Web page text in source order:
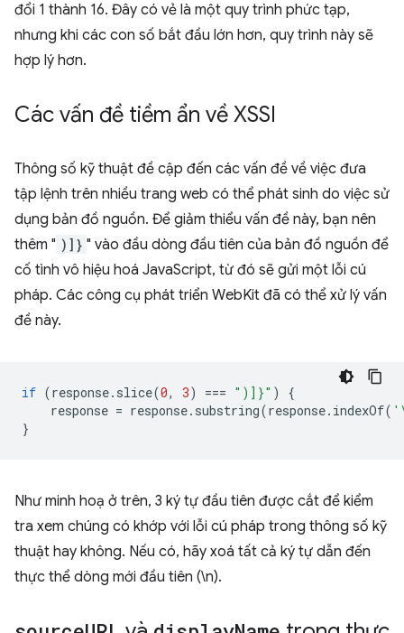
đổi 1 thành 16. Đây có vẻ là một quy trình phức tạp,
nhưng khi các con số bắt đầu lớn hơn, quy trình này sẽ
hợp lý hơn.
Các vấn đề tiềm ẩn về XSSI
Thông số kỹ thuật đề cập đến các vấn đề về việc đưa
tập lệnh trên nhiều trang web có thể phát sinh do việc sử
dụng bản đồ nguồn. Để giảm thiểu vấn đề này, bạn nên
thêm " )]} " vào đầu dòng đầu tiên của bản đồ nguồn để
cố tình vô hiệu hoá JavaScript, từ đó sẽ gửi một lỗi cú
pháp. Các công cụ phát triển WebKit đã có thể xử lý vấn
đề này.
if (response. slice(0, 3) === ")]}" )
{
response = response. substring(response. indexOf(
}
Như minh hoạ ở trên, 3 ký tự đầu tiên được cắt để kiểm
tra xem chúng có khớp với lỗi cú pháp trong thông số kỹ
thuật hay không. Nếu có, hãy xoá tất cả ký tự dẫn đến
thực thể dòng mới đầu tiên (\n).